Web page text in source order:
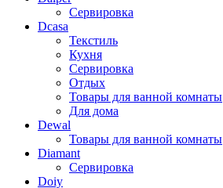
Сервировка
Dcasa
Текстиль
Кухня
Сервировка
Отдых
Товары для ванной комнаты
Для дома
Dewal
Товары для ванной комнаты
Diamant
Сервировка
Doiy